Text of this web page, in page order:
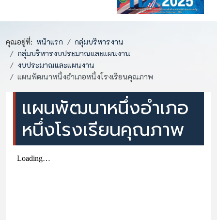
คุณอยู่ที่: หน้าแรก
กลุ่มบริหารงาน
กลุ่มบริหารงบประมาณและแผนงาน
งบประมาณและแผนงาน
แผนพัฒนาหนึ่งอำเภอหนึ่งโรงเรียนคุณภาพ
แผนพัฒนาหนึ่งอำเภอ
หนึ่งโรงเรียนคุณภาพ